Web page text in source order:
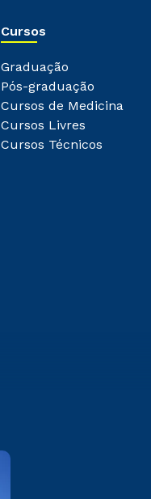
Cursos
Graduação
Pós-graduação
Cursos de Medicina
Cursos Livres
Cursos Técnicos